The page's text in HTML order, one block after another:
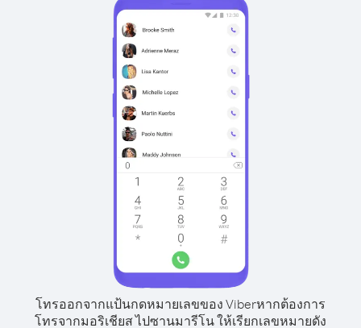
โทรออกจากแป้นกดหมายเลขของ Viberหากต้องการ
โทรจากมอริเชียส ไปซานมารีโน ให้เรียกเลขหมายดัง